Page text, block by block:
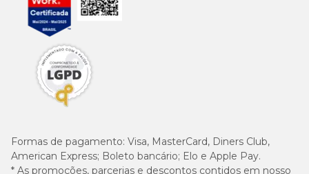
Formas de pagamento: Visa, MasterCard, Diners Club,
American Express; Boleto bancário; Elo e Apple Pay.
* As promoções, parcerias e descontos contidos em nosso